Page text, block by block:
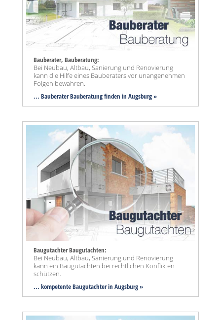
Bauberater, Bauberatung:
Bei Neubau, Altbau, Sanierung und Renovierung
kann die Hilfe eines Bauberaters vor unangenehmen
Folgen bewahren.
... Bauberater Bauberatung finden in Augsburg »
Baugutachter Baugutachten:
Bei Neubau, Altbau, Sanierung und Renovierung
kann ein Baugutachten bei rechtlichen Konflikten
schützen.
... kompetente Baugutachter in Augsburg »